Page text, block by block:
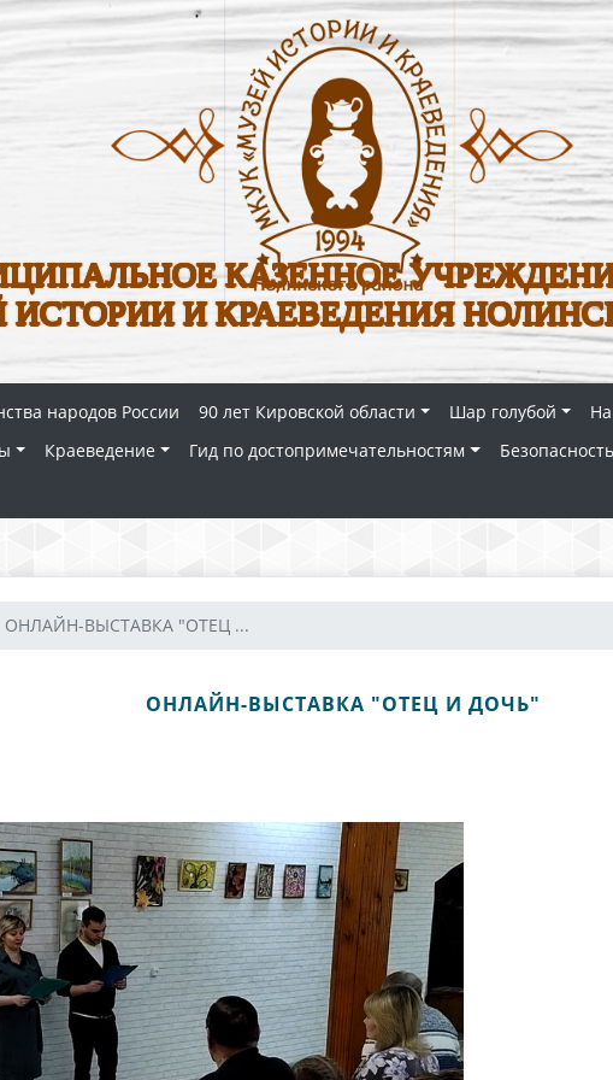
КАЗЕННОЕ
ИСТОРИИ И КРАЕВЕДЕНИЯ
народов России 90 лет Кировской области Шар голубой
Краеведение Гид по достопримечательностям
ОНЛАЙН-ВЫСТАВКА "ОТЕЦ ...
ОНЛАЙН-ВЫСТАВКА "ОТЕЦ И ДОЧЬ"